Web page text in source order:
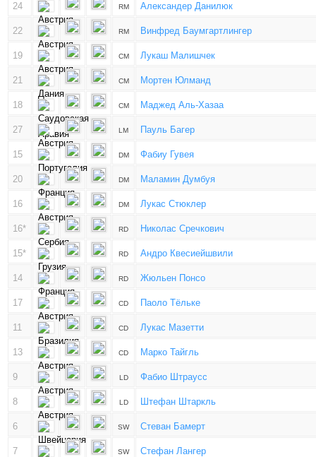
24 RM Александер Данилюк
22 RM Винфред Баумгартлингер
19 CM Лукаш Малишчек
21 CM Мортен Юлманд
18 CM Маджед Аль-Хазаа
27 LM Пауль Багер
15 DM Фабиу Гувея
20 DM Маламин Думбуя
16 DM Лукас Стюклер
16* RD Николас Сречкович
15* RD Андро Квесиейшвили
14 RD Жюльен Понсо
17 CD Паоло Тёльке
11 CD Лукас Мазетти
13 CD Марко Тайгль
9 LD Фабио Штраусс
8 LD Штефан Штаркль
6 SW Стеван Бамерт
7 SW Стефан Лангер